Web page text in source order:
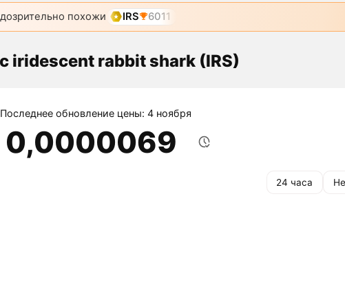
похожи IRS 6011
iridescent rabbit shark (IRS)
Последнее обновление цены: 4 ноября
0,0000069
24 часа